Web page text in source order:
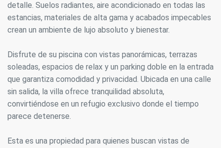
detalle. Suelos radiantes, aire acondicionado en todas las
estancias, materiales de alta gama y acabados impecables
crean un ambiente de lujo absoluto y bienestar.
Disfrute de su piscina con vistas panorámicas, terrazas
soleadas, espacios de relax y un parking doble en la entrada
que garantiza comodidad y privacidad. Ubicada en una calle
sin salida, la villa ofrece tranquilidad absoluta,
convirtiéndose en un refugio exclusivo donde el tiempo
parece detenerse.
Esta es una propiedad para quienes buscan vistas de